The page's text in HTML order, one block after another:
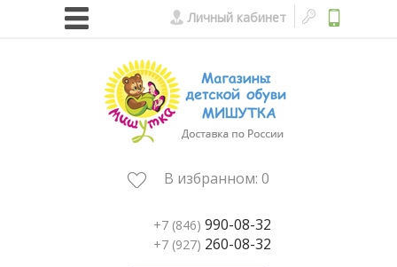
Личный кабинет
В избранном: 0
+7 (846) 990-08-32
+7 (927) 260-08-32